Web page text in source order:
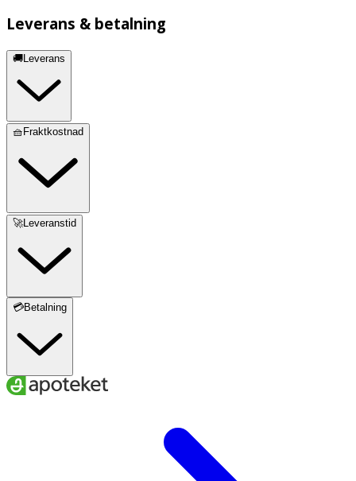
Leverans & betalning
🚚Leverans
🧺Fraktkostnad
🚀Leveranstid
💳Betalning